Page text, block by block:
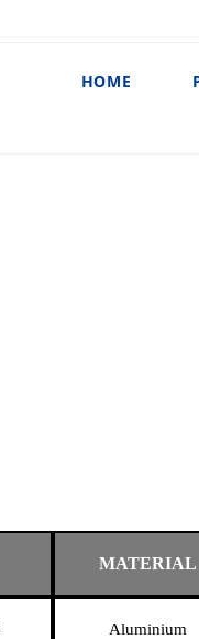
HOME
MATERIAL
Aluminium